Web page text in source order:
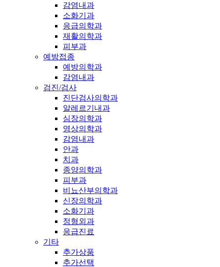
감염내과
소화기과
응급의학과
재활의학과
피부과
예방접종
예방의학과
감염내과
검진/검사
진단검사의학과
알레르기내과
심장의학과
영상의학과
감염내과
안과
치과
종양의학과
피부과
비뇨산부의학과
신장의학과
소화기과
정형외과
응급진료
기타
추가상품
추가선택